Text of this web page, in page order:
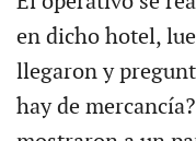
en dicho hotel,
llegaron y
hay de